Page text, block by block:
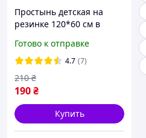
Простынь детская на
резинке 120*60 см в
Готово к отправке
4.7 (7)
190₴
210 ₴
Купить